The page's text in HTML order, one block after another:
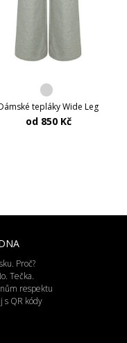
tepláky Wide Leg
od 850 Kč
Proč?
Tečka.
respektu
s QR kódy